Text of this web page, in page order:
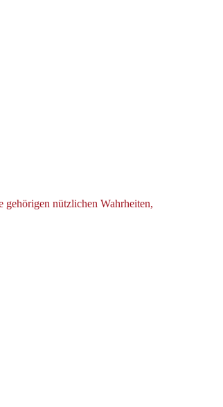
gehörigen nützlichen Wahrheiten,